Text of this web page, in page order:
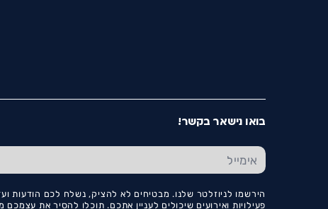
בואו נישאר בקשר!
הירשמו לניוזלטר שלנו. מבטיחים לא להציק, נשלח לכם הודעות
פעילויות ואירועים שיכולים לעניין אתכם. תוכלו להסיר את